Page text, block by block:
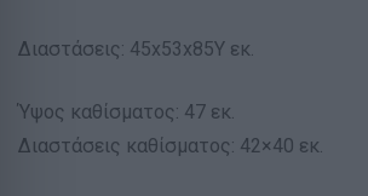
Διαστάσεις: 45x53x85Υ εκ.
Ύψος καθίσματος: 47 εκ.
Διαστάσεις καθίσματος: 42×40 εκ.